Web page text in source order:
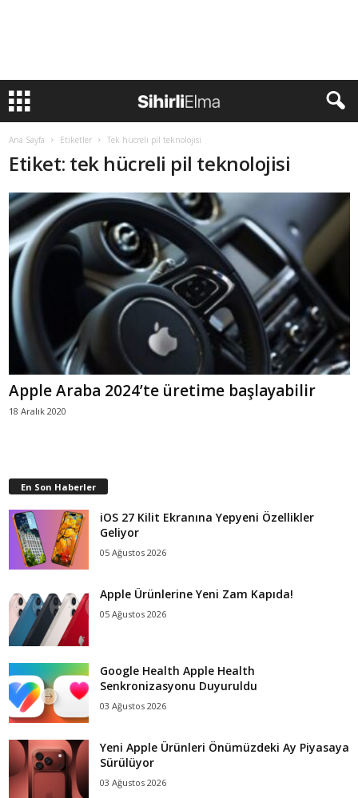
Ana Sayfa Etiketler Tek hücreli pil teknolojisi
Etiket: tek hücreli pil teknolojisi
Apple Araba 2024’te üretime başlayabilir
18 Aralık 2020
En Son Haberler
iOS 27 Kilit Ekranına Yepyeni Özellikler
Geliyor
05 Ağustos 2026
Apple Ürünlerine Yeni Zam Kapıda!
05 Ağustos 2026
Google Health Apple Health
Senkronizasyonu Duyuruldu
03 Ağustos 2026
Yeni Apple Ürünleri Önümüzdeki Ay Piyasaya
Sürülüyor
03 Ağustos 2026